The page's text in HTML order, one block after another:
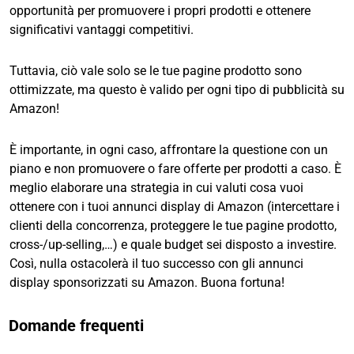
opportunità per promuovere i propri prodotti e ottenere
significativi vantaggi competitivi.
Tuttavia, ciò vale solo se le tue pagine prodotto sono
ottimizzate, ma questo è valido per ogni tipo di pubblicità su
Amazon!
È importante, in ogni caso, affrontare la questione con un
piano e non promuovere o fare offerte per prodotti a caso. È
meglio elaborare una strategia in cui valuti cosa vuoi
ottenere con i tuoi annunci display di Amazon (intercettare i
clienti della concorrenza, proteggere le tue pagine prodotto,
cross-/up-selling,…) e quale budget sei disposto a investire.
Così, nulla ostacolerà il tuo successo con gli annunci
display sponsorizzati su Amazon. Buona fortuna!
Domande frequenti